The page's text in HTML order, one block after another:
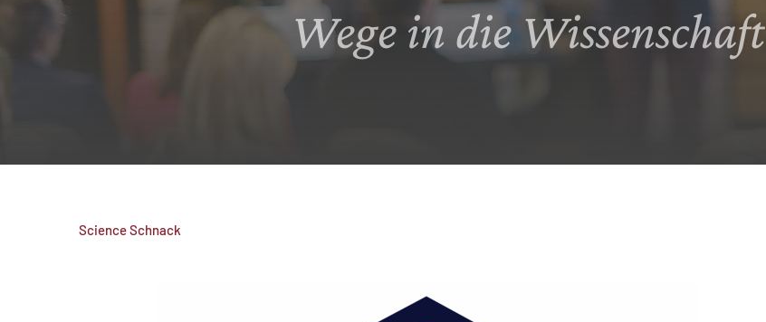
Wege in die Wissenschaft
Science Schnack
MATOMO (INTERNE STATISTIK)